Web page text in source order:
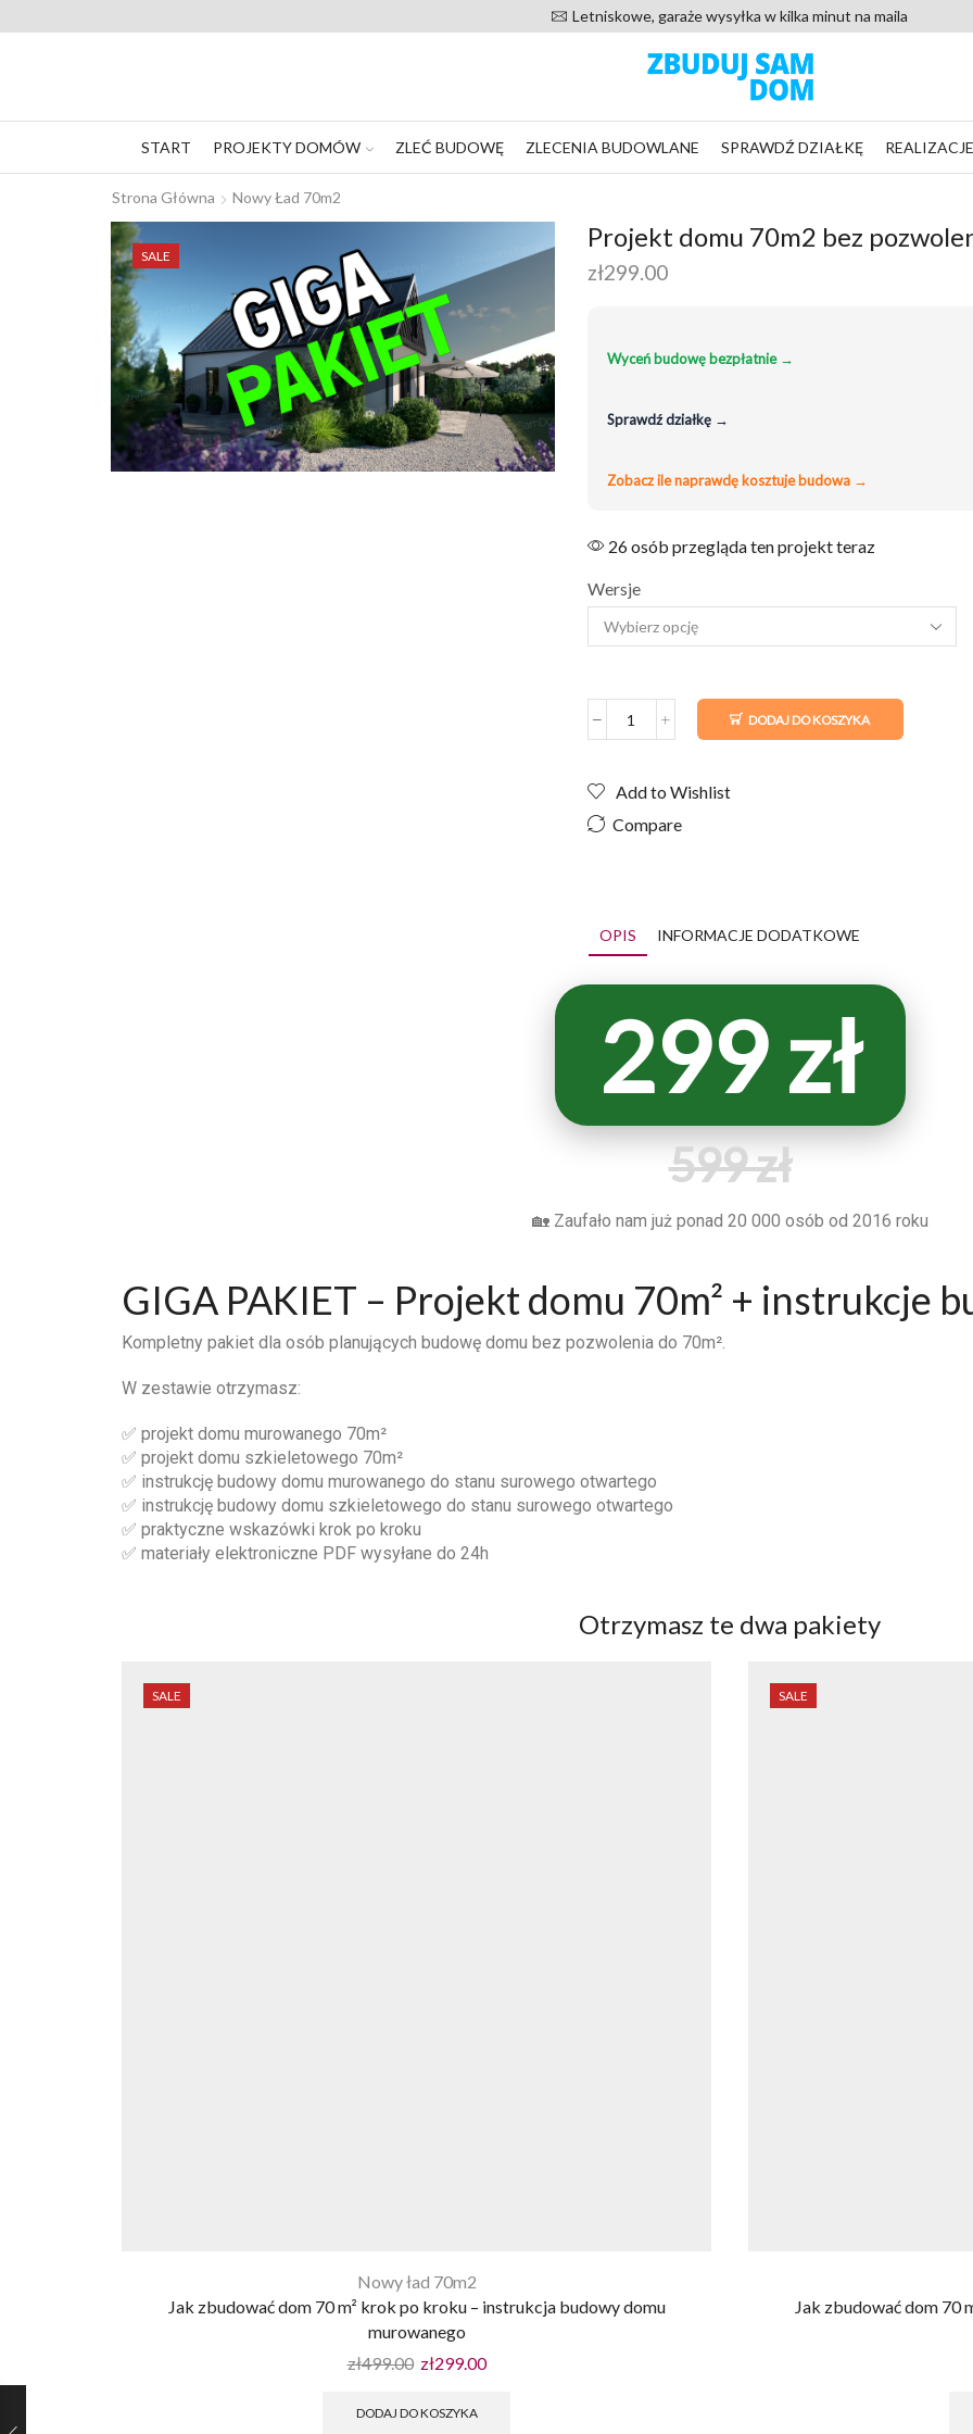
Letniskowe, garaże wysyłka w kilka minut na maila
START PROJEKTY DOMÓW ZLEĆ BUDOWĘ ZLECENIA BUDOWLANE SPRAWDŹ DZIAŁKĘ REALIZACJE
Strona Główna Nowy Ład 70m2
SALE
Projekt domu 70m2 bez
zł299.00
Wyceń budowę bezpłatnie →
Sprawdź działkę →
Zobacz ile naprawdę kosztuje budowa →
26 osób przegląda ten projekt teraz
Wersje
DODAJ DO KOSZYKA
Add to Wishlist
Compare
OPIS INFORMACJE DODATKOWE
299 zł
599 zł
🏡 Zaufało nam już ponad 20 000 osób od 2016 roku
GIGA PAKIET – Projekt domu 70m² + instrukcje
Kompletny pakiet dla osób planujących budowę domu bez pozwolenia do 70m².
W zestawie otrzymasz:
✅ projekt domu murowanego 70m²
✅ projekt domu szkieletowego 70m²
✅ instrukcję budowy domu murowanego do stanu surowego otwartego
✅ instrukcję budowy domu szkieletowego do stanu surowego otwartego
✅ praktyczne wskazówki krok po kroku
✅ materiały elektroniczne PDF wysyłane do 24h
Otrzymasz te dwa pakiety
SALE
Nowy ład 70m2
Jak zbudować dom 70 m² krok po kroku – instrukcja budowy domu
murowanego
zł499.00 zł299.00
DODAJ DO KOSZYKA
SALE
Jak zbudować dom 70